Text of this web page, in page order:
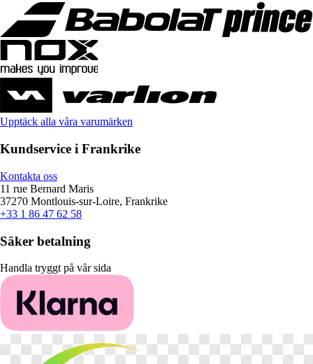
Upptäck alla våra varumärken
Kundservice i Frankrike
Kontakta oss
11 rue Bernard Maris
37270 Montlouis-sur-Loire, Frankrike
+33 1 86 47 62 58
Säker betalning
Handla tryggt på vår sida